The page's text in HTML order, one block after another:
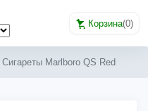
Корзина(0)
Сигареты Marlboro QS Red